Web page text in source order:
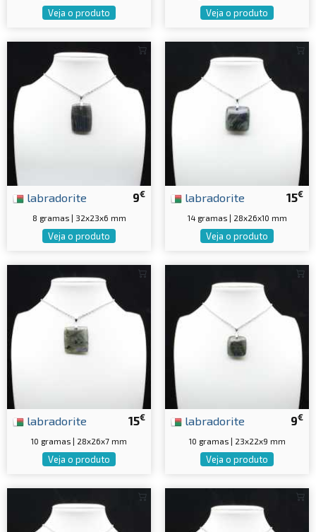
Veja o produto Veja o produto
9€
labradorite
8 gramas | 32x23x6 mm
Veja o produto
15€
labradorite
14 gramas | 28x26x10 mm
Veja o produto
15€
labradorite
10 gramas | 28x26x7 mm
Veja o produto
9€
labradorite
10 gramas | 23x22x9 mm
Veja o produto